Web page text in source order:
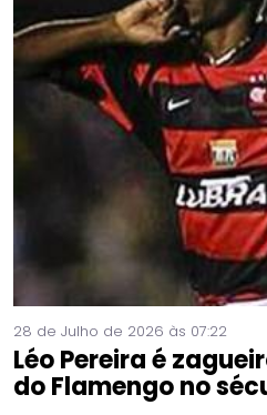
28 de Julho de 2026 às 07:22
Léo Pereira é
do Flamengo no